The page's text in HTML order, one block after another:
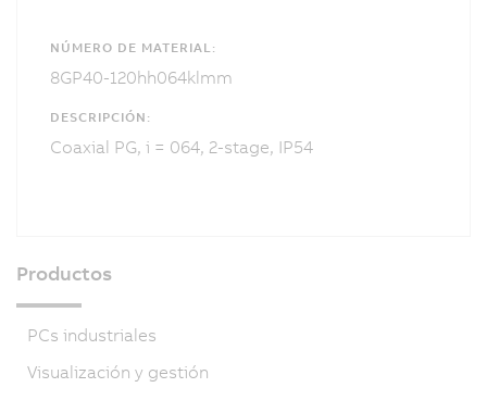
NÚMERO DE MATERIAL:
8GP40-120hh064klmm
DESCRIPCIÓN:
Coaxial PG, i = 064, 2-stage, IP54
Productos
PCs industriales
Visualización y gestión